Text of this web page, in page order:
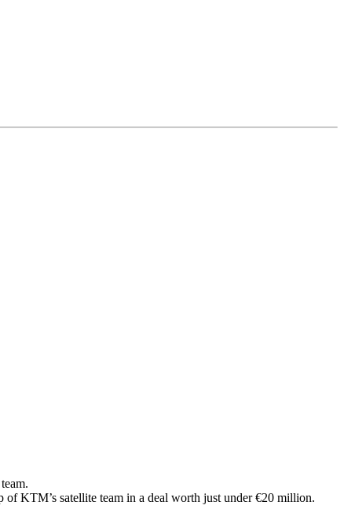
KTM’s satellite team in a deal worth just under €20 million.